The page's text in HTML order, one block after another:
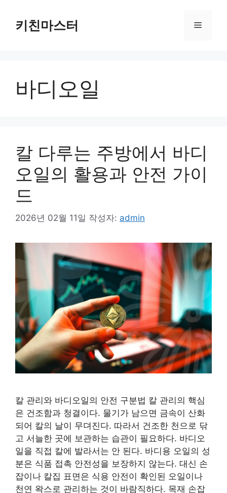
키친마스터 메
바디오일
칼 다루는 주방에서 바디
오일의 활용과 안전 가이
드
2026년 02월 11일 작성자: admin
칼 관리와 바디오일의 안전 구분법 칼 관리의 핵심
은 건조함과 청결이다. 물기가 남으면 금속이 산화
되어 칼의 날이 무뎌진다. 따라서 건조한 천으로 닦
고 서늘한 곳에 보관하는 습관이 필요하다. 바디오
일을 직접 칼에 발라서는 안 된다. 바디용 오일의 성
분은 식품 접촉 안전성을 보장하지 않는다. 대신 손
잡이나 칼집 표면은 식용 안전이 확인된 오일이나
천연 왁스로 관리하는 것이 바람직하다. 목재 손잡